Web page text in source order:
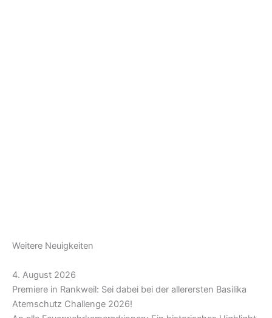
Weitere Neuigkeiten
4. August 2026
Premiere in Rankweil: Sei dabei bei der allerersten Basilika
Atemschutz Challenge 2026!